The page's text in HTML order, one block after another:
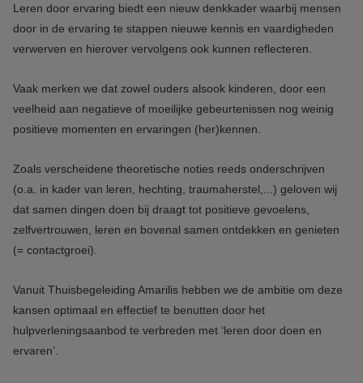
Leren door ervaring biedt een nieuw denkkader waarbij mensen
door in de ervaring te stappen nieuwe kennis en vaardigheden
verwerven en hierover vervolgens ook kunnen reflecteren.
Vaak merken we dat zowel ouders alsook kinderen, door een
veelheid aan negatieve of moeilijke gebeurtenissen nog weinig
positieve momenten en ervaringen (her)kennen.
Zoals verscheidene theoretische noties reeds onderschrijven
(o.a. in kader van leren, hechting, traumaherstel,...) geloven wij
dat samen dingen doen bij draagt tot positieve gevoelens,
zelfvertrouwen, leren en bovenal samen ontdekken en genieten
(= contactgroei).
Vanuit Thuisbegeleiding Amarilis hebben we de ambitie om deze
kansen optimaal en effectief te benutten door het
hulpverleningsaanbod te verbreden met ‘leren door doen en
ervaren’.